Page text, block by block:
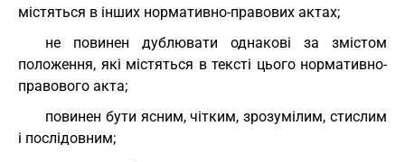
містяться в інших нормативно-правових актах;
не повинен дублювати однакові за змістом
положення, які містяться в тексті цього нормативно-
правового акта;
повинен бути ясним, чітким, зрозумілим, стислим
і послідовним;